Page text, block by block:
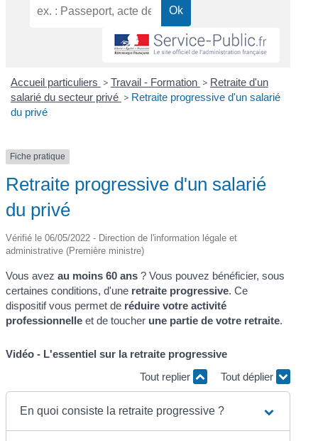
Accueil particuliers > Travail - Formation > Retraite d'un
salarié du secteur privé > Retraite progressive d'un salarié
du privé
Fiche pratique
Retraite progressive d'un salarié
du privé
Vérifié le 06/05/2022 - Direction de l'information légale et
administrative (Première ministre)
Vous avezau moins 60 ans ? Vous pouvez bénéficier, sous
certaines conditions, d'une retraite progressive. Ce
dispositif vous permet de réduire votre activité
professionnelle et de toucher une partie de votre retraite.
Vidéo - L'essentiel sur la retraite progressive
Tout replier
Tout déplier
En quoi consiste la retraite progressive ?